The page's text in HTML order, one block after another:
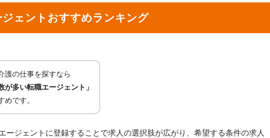
ジェントおすすめランキング
護の仕事を探すなら
が多い転職エージェント」
めです。
ージェントに登録することで求人の選択肢が広がり、希望する条件の求人